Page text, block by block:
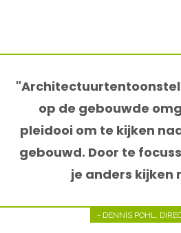
op de gebouwde
pleidooi om te kijken
gebouwd. Door te
je anders kijken
- DENNIS POHL,